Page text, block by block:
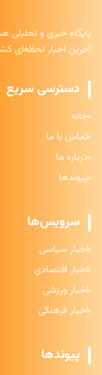
پایگاه خبری و
آخرین اخبار لحظه‌ای
دسترسی سریع
خانه
تماس با ما
درباره ما
پیوندها
سرویس‌ها
اخبار سیاسی
اخبار اقتصادی
اخبار ورزشی
اخبار فرهنگی
پیوندها